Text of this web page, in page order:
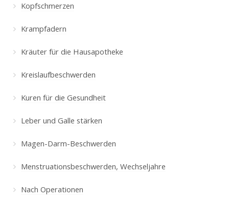
Kopfschmerzen
Krampfadern
Kräuter für die Hausapotheke
Kreislaufbeschwerden
Kuren für die Gesundheit
Leber und Galle stärken
Magen-Darm-Beschwerden
Menstruationsbeschwerden, Wechseljahre
Nach Operationen